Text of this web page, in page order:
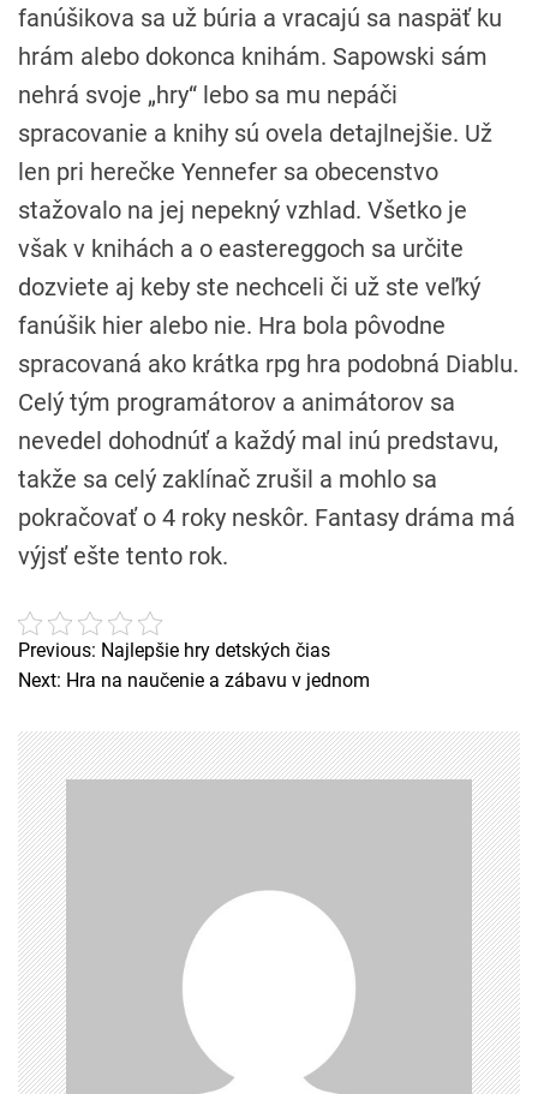
fanúšikova sa už búria a vracajú sa naspäť ku
hrám alebo dokonca knihám. Sapowski sám
nehrá svoje „hry“ lebo sa mu nepáči
spracovanie a knihy sú ovela detajlnejšie. Už
len pri herečke Yennefer sa obecenstvo
stažovalo na jej nepekný vzhlad. Všetko je
však v knihách a o eastereggoch sa určite
dozviete aj keby ste nechceli či už ste veľký
fanúšik hier alebo nie. Hra bola pôvodne
spracovaná ako krátka rpg hra podobná Diablu.
Celý tým programátorov a animátorov sa
nevedel dohodnúť a každý mal inú predstavu,
takže sa celý zaklínač zrušil a mohlo sa
pokračovať o 4 roky neskôr. Fantasy dráma má
výjsť ešte tento rok.
N
v
i
g
a
c
e
p
r
Previous: Najlepšie hry detských čias
Next: Hra na naučenie a zábavu v jednom